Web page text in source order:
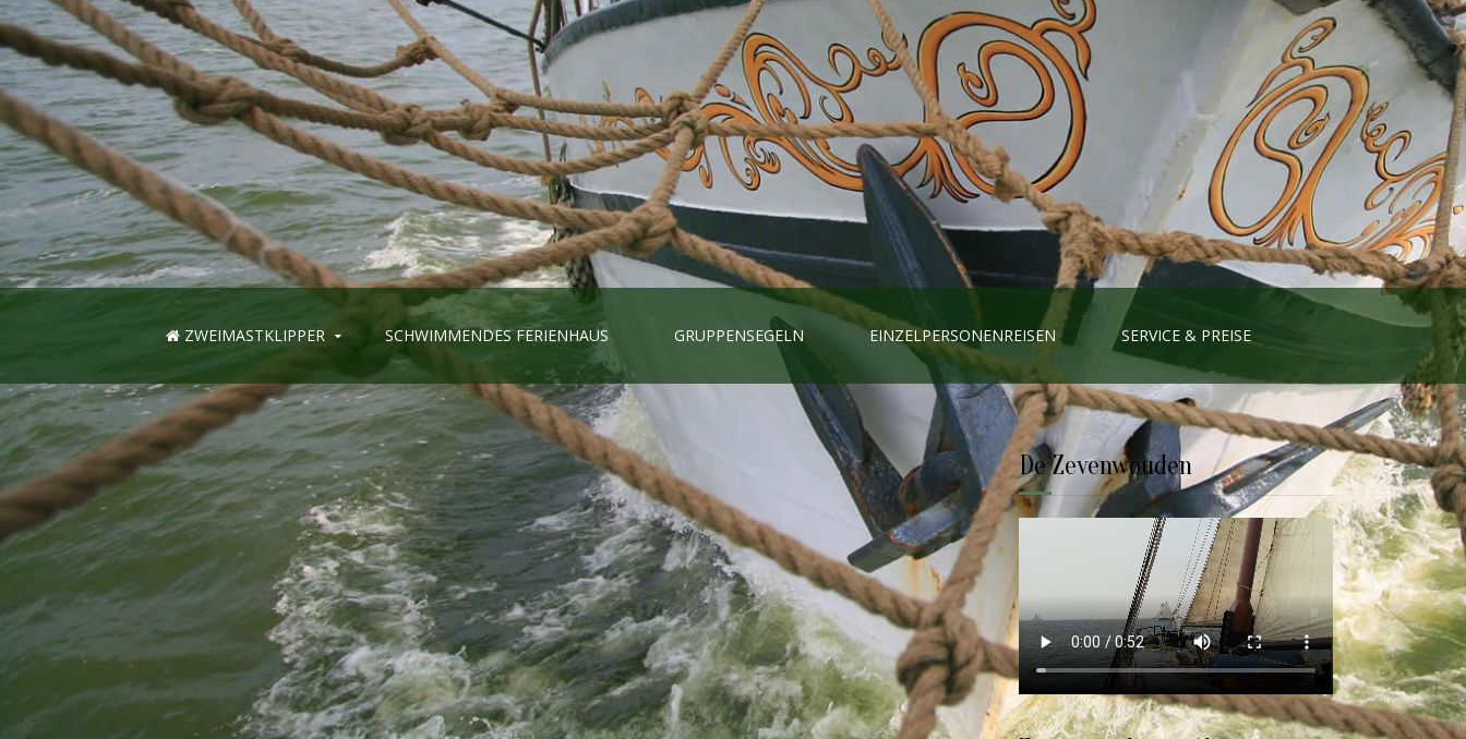
ZWEIMASTKLIPPER SCHWIMMENDES FERIENHAUS GRUPPENSEGELN EINZELPERSONENREISEN SERVICE & PREISE
Benutzername*
Passwort*
Angemeldet bleiben
Anmelden
De Zevenwouden